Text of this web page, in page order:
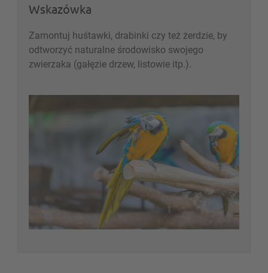
Wskazówka
Zamontuj huśtawki, drabinki czy też żerdzie, by
odtworzyć naturalne środowisko swojego
zwierzaka (gałęzie drzew, listowie itp.).